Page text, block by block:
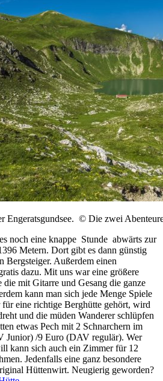
Engeratsgundsee. © Die zwei
noch eine knappe Stunde abwärts zur
Metern. Dort gibt es dann günstig
Bergsteiger. Außerdem einen
dazu. Mit uns war eine größere
mit Gitarre und Gesang die ganze
kann man sich jede Menge Spiele
für eine richtige Berghütte gehört, wird
und die müden Wanderer schlüpfen
etwas Pech mit 2 Schnarchern im
Junior) /9 Euro (DAV regulär). Wer
kann sich auch ein Zimmer für 12
Jedenfalls eine ganz besondere
Hüttenwirt. Neugierig geworden?